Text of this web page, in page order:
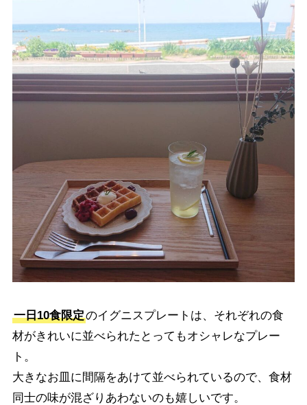
一日10食限定のイグニスプレートは、それぞれの食
材がきれいに並べられたとってもオシャレなプレー
ト。
大きなお皿に間隔をあけて並べられているので、食材
同士の味が混ざりあわないのも嬉しいです。